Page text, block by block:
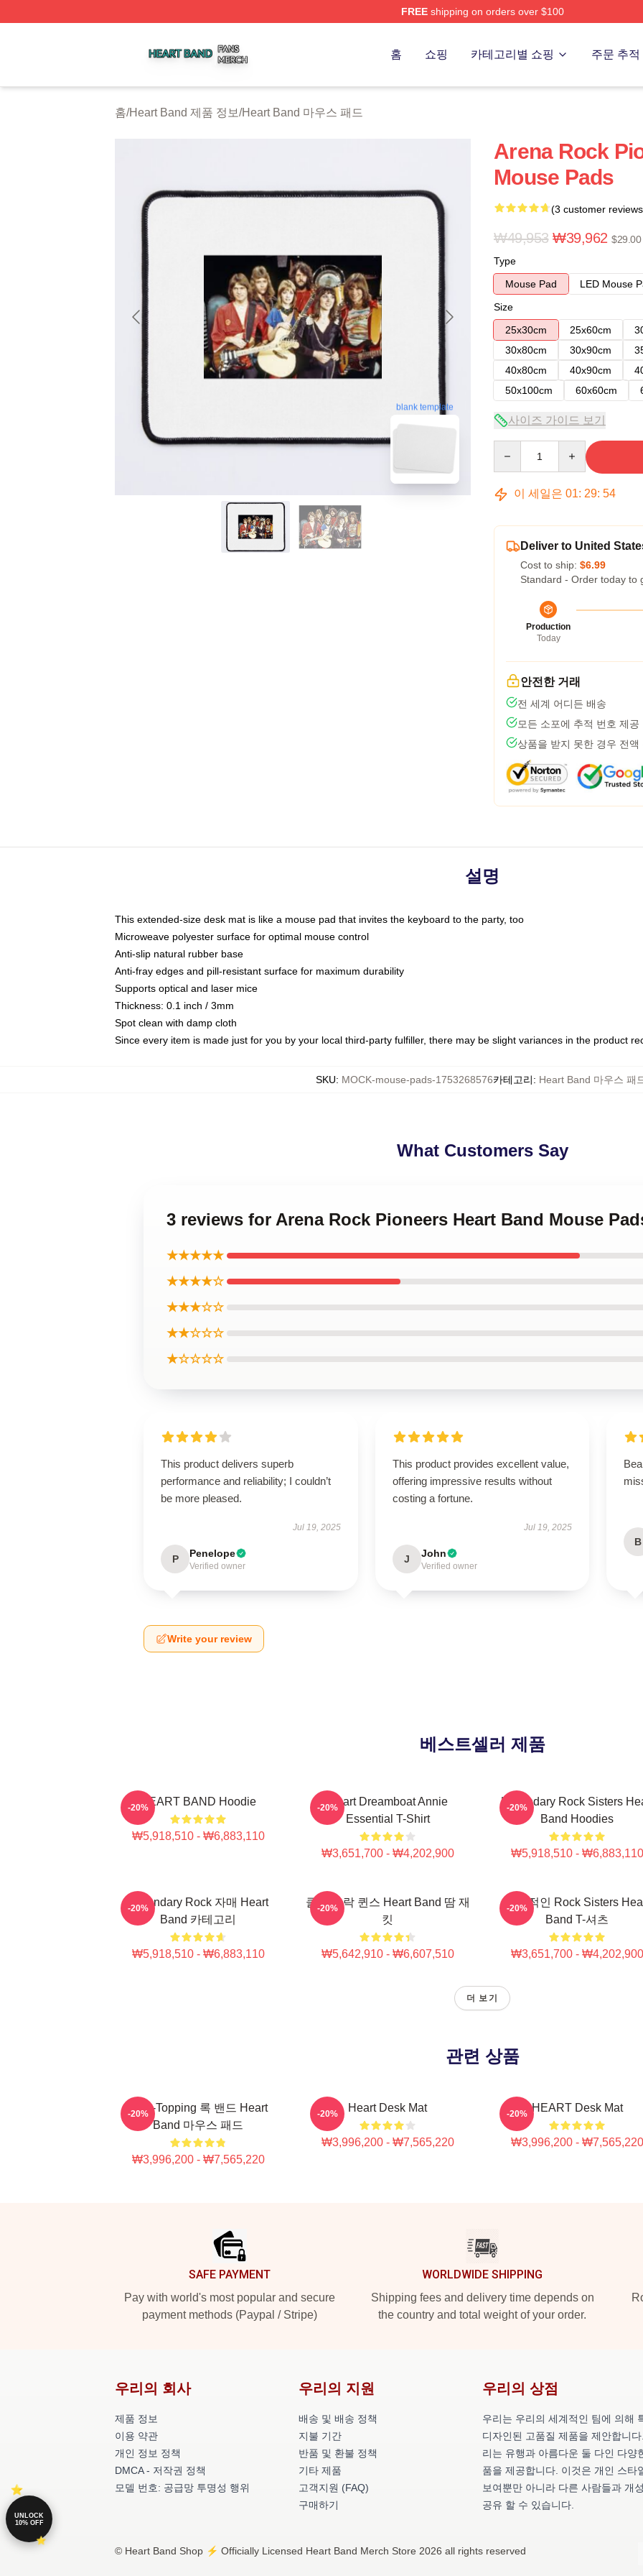
FREEshipping on orders over $100
홈 쇼핑 카테고리별 쇼핑 주문 추적
홈/Heart Band 제품 정보/Heart Band 마우스 패드
blank template
Arena Rock
Mouse Pads
(3 customer
₩49,953 ₩39,962 $29.00
Type
Mouse Pad
LED Mouse
Size
25x30cm
25x60cm
30x80cm
30x90cm
40x80cm
40x90cm
50x100cm
60x60cm
사이즈 가이드 보기
이 세일은 01: 29: 53
Deliver to United
Cost to ship: $6.99
Standard - Order today to
Production
Today
안전한 거래
전 세계 어디든 배송
모든 소포에 추적 번호 제공
상품을 받지 못한 경우 전액
설명
This extended-size desk mat is like a mouse pad that invites the keyboard to the party, too
Microweave polyester surface for optimal mouse control
Anti-slip natural rubber base
Anti-fray edges and pill-resistant surface for maximum durability
Supports optical and laser mice
Thickness: 0.1 inch / 3mm
Spot clean with damp cloth
Since every item is made just for you by your local third-party fulfiller, there may be slight variances in the product
SKU: MOCK-mouse-pads-1753268576카테고리: Heart Band 마우스 패
What Customers Say
3 reviews for Arena Rock Pioneers Heart Band Mouse
★★★★★
★★★★☆
★★★☆☆
★★☆☆☆
★☆☆☆☆
This product delivers superb
performance and reliability; I couldn’t
be more pleased.
Jul 19, 2025
P Penelope
Verified owner
This product provides excellent value,
offering impressive results without
costing a fortune.
Jul 19, 2025
J John
Verified owner
B
Write your review
베스트셀러 제품
HEART BAND Hoodie
₩5,918,510 - ₩6,883,110
-20%
Heart Dreamboat Annie
Essential T-Shirt
₩3,651,700 - ₩4,202,900
-20%
Legendary Rock Sisters
Band Hoodies
₩5,918,510 - ₩6,883,110
-20%
Legendary Rock 자매 Heart
Band 카테고리
₩5,918,510 - ₩6,883,110
-20%
클래식 락 퀸스 Heart Band 땀 재
킷
₩5,642,910 - ₩6,607,510
-20%
전설적인 Rock Sisters
Band T-셔츠
₩3,651,700 - ₩4,202,900
-20%
더 보기
관련 상품
차트-Topping 록 밴드 Heart
Band 마우스 패드
₩3,996,200 - ₩7,565,220
-20% Heart Desk Mat
₩3,996,200 - ₩7,565,220
-20% HEART Desk Mat
₩3,996,200 - ₩7,565,220
-20%
SAFE PAYMENT
Pay with world's most popular and secure
payment methods (Paypal / Stripe)
WORLDWIDE SHIPPING
Shipping fees and delivery time depends on
the country and total weight of your order.
우리의 회사
제품 정보
이용 약관
개인 정보 정책
DMCA - 저작권 정책
모델 번호: 공급망 투명성 행위
우리의 지원
배송 및 배송 정책
지불 기간
반품 및 환불 정책
기타 제품
고객지원 (FAQ)
구매하기
우리의 상점
우리는 우리의 세계적인 팀에 의해
디자인된 고품질 제품을 제안합니
리는 유행과 아름다운 둘 다인 다양
품을 제공합니다. 이것은 개인 스타
보여뿐만 아니라 다른 사람들과 개
공유 할 수 있습니다.
© Heart Band Shop ⚡️ Officially Licensed Heart Band Merch Store 2026 all rights reserved
UNLOCK
10% OFF